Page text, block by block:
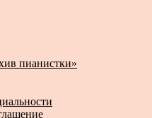
статьи…
пианистки»